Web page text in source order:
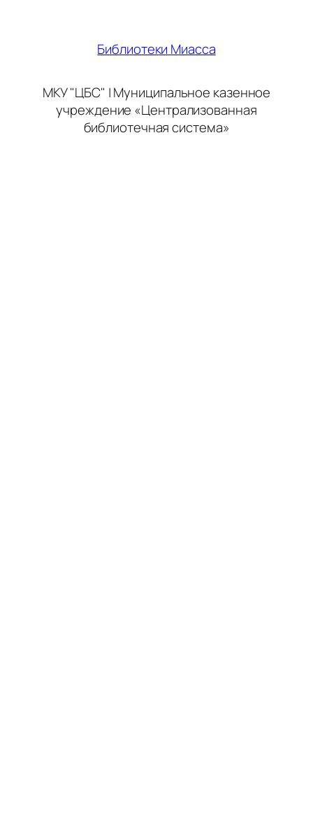
Библиотеки Миасса
МКУ "ЦБС" | Муниципальное казенное
учреждение «Централизованная
библиотечная система»